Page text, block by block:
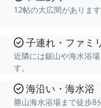
12帖の大広間があります
子連れ・ファミ
近隣には鋸山や海水浴
す。
海沿い・海水浴
勝山海水浴場まで徒歩8